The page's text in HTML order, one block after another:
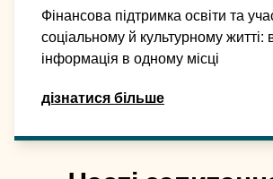
Фінансова підтримка освіти та
соціальному й культурному житті:
інформація в одному місці
дізнатися більше